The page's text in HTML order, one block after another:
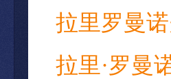
拉里罗曼
拉里·罗曼